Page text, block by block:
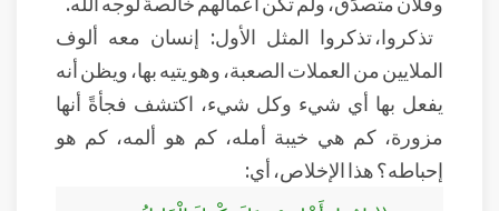
تذكروا، تذكروا المثل الأول: إنسان معه ألوف
الملايين من العملات الصعبة، وهو يتيه بها، ويظن أنه
يفعل بها أي شيء وكل شيء، اكتشف فجأةً أنها
مزورة، كم هي خيبة أمله، كم هو ألمه، كم هو
إحباطه؟ هذا الإخلاص، أي: